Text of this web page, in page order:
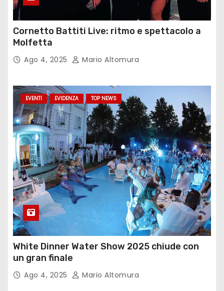
Cornetto Battiti Live: ritmo e spettacolo a
Molfetta
Ago 4, 2025 Mario Altomura
EVENTI EVIDENZA TOP NEWS
White Dinner Water Show 2025 chiude con
un gran finale
Ago 4, 2025 Mario Altomura